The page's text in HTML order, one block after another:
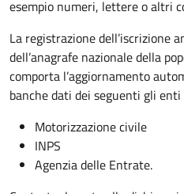
esempio numeri, lettere o altri
La registrazione dell’iscrizione
dell’anagrafe nazionale della
comporta l’aggiornamento
banche dati dei seguenti gli enti
Motorizzazione civile
INPS
Agenzia delle Entrate.